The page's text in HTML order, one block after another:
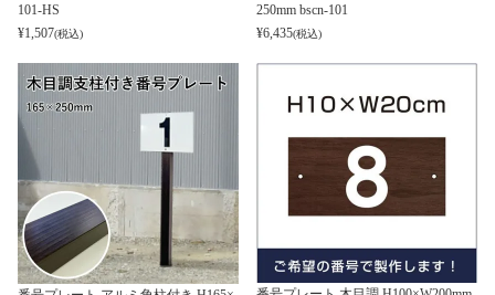
101-HS
¥1,507(税込)
250mm bscn-101
¥6,435(税込)